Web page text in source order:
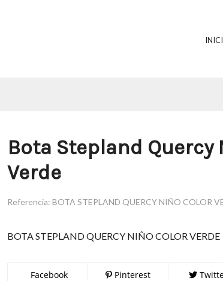
Bota Stepland Quercy
Verde
Referencia: BOTA STEPLAND QUERCY NIÑO COLOR
BOTA STEPLAND QUERCY NIÑO COLOR VERDE
Facebook Pinterest